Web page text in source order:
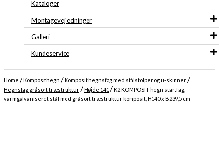
Kataloger
Montagevejledninger
Galleri
Kundeservice
Home /Komposithegn /Komposit hegnsfag med stålstolper og u-skinner /
Hegnsfag gråsort træstruktur /Højde 140 /K2 KOMPOSIT hegn startfag,
varmgalvaniseret stål med gråsort træstruktur komposit, H140 x B239,5 cm